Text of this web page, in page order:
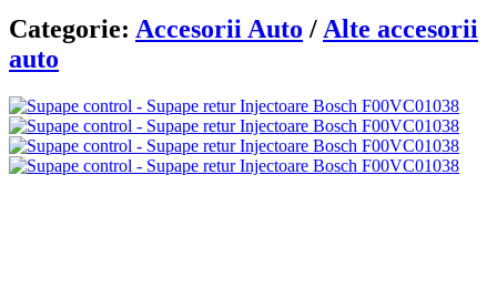
Categorie: Accesorii Auto / Alte accesorii
auto